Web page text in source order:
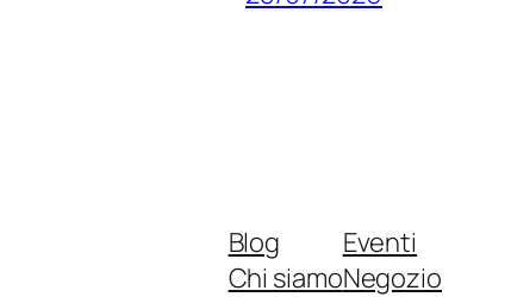
Blog
Chi siamo
Eventi
Negozio